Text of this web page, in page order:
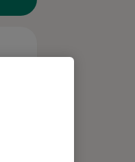
11 Sie